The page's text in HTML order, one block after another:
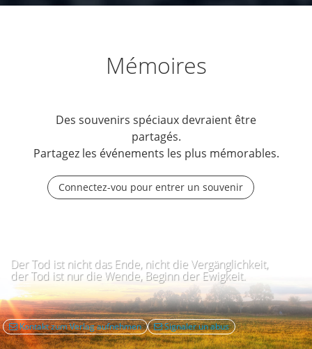
Mémoires
Des souvenirs spéciaux devraient être
partagés.
Partagez les événements les plus mémorables.
Connectez-vou pour entrer un souvenir
Der Tod ist nicht das Ende, nicht die Vergänglichkeit,
der Tod ist nur die Wende, Beginn der Ewigkeit.
Kontakt zum Verlag aufnehmen Signaler un abus